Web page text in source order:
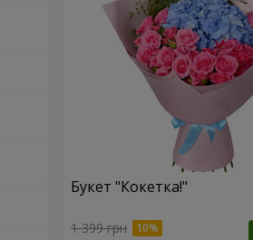
Букет "Кокетка!"
1 399 грн